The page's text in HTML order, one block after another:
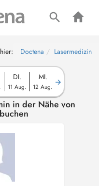
Doctena Lasermedizin
DI.
11 Aug.
MI.
12 Aug.
in der Nähe von